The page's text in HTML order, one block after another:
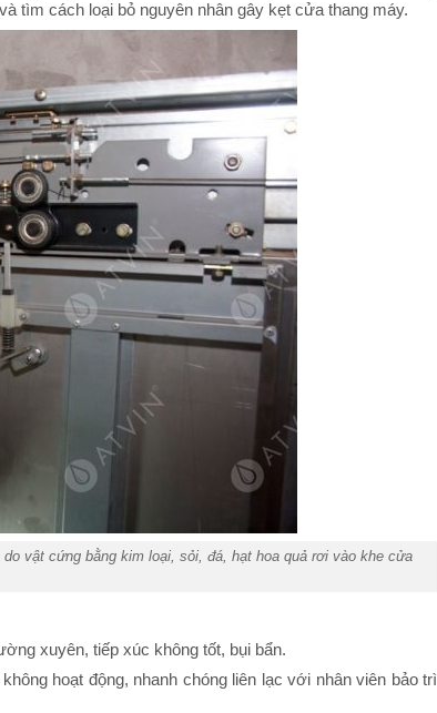
tìm cách loại bỏ nguyên nhân gây kẹt cửa thang máy.
vật cứng bằng kim loại, sỏi, đá, hạt hoa quả rơi vào khe cửa
xuyên, tiếp xúc không tốt, bụi bẩn.
hoạt động, nhanh chóng liên lạc với nhân viên bảo trì